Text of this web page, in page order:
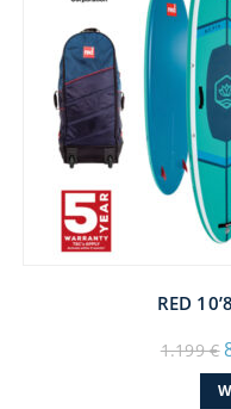
RED
1.199€